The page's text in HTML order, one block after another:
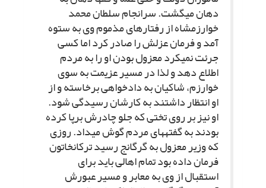
دهان مى‏گشت. سرانجام سلطان محمد
خوارزمشاه از رفتارهاى مذموم وى به ستوه
آمد و فرمان عزلش را صادر کرد اما کسى
جرئت نمى‏کرد معزول بودن او را به مردم
اطلاع دهد و لذا در مسیر عزیمت به سوى
خوارزم، شاکیان به دادخواهى برخاسته و از
او انتظار داشتند به کارشان رسیدگى شود.
او نیز بر روى تختى که جلو چادرش برپا کرده
بودند به گفته‏هاى مردم گوش مى‏داد. روزى
که وزیر معزول به گرگانج رسید ترکان‏خاتون
فرمان داده بود تمام اهالى باید براى
استقبال از وى به معابر و مسیر عبورش